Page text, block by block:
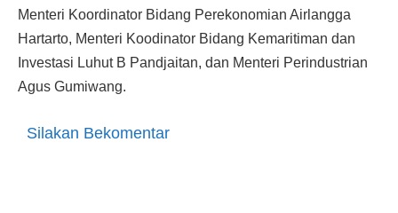
Menteri Koordinator Bidang Perekonomian Airlangga
Hartarto, Menteri Koodinator Bidang Kemaritiman dan
Investasi Luhut B Pandjaitan, dan Menteri Perindustrian
Agus Gumiwang.
Silakan Bekomentar